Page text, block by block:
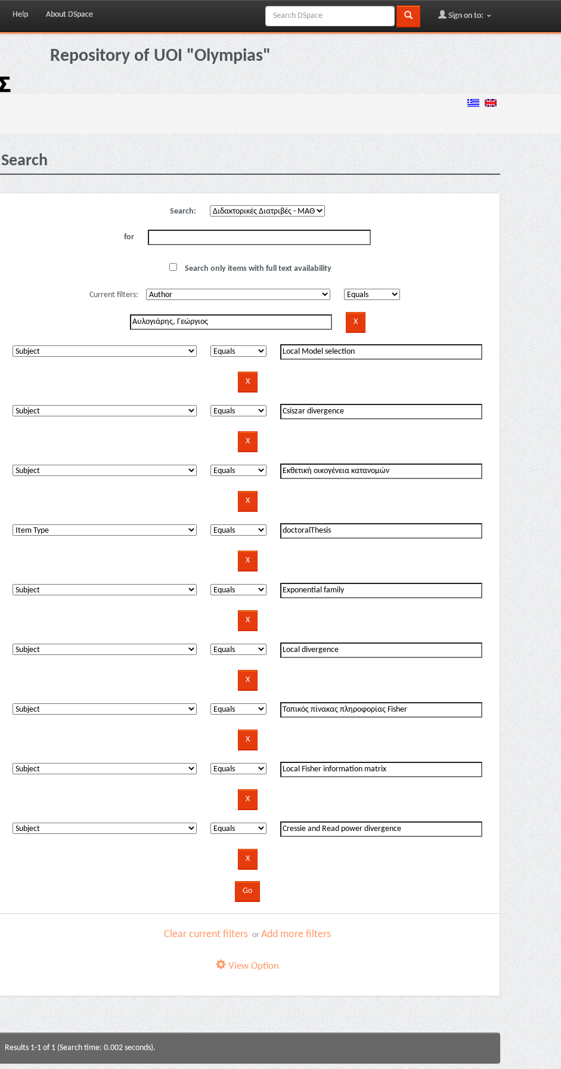
Help About DSpace Sign on to:
Repository of UOI "Olympias"
Search
Search:
for
Search only items with full text availability
Current filters:
Clear current filters orAdd more filters
View Option
Results 1-1 of 1 (Search time: 0.002 seconds).